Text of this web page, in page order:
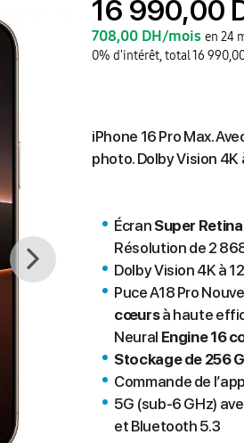
16 990,00
708,00 DH/moisen 24
0% d'intérêt, total 16
iPhone 16 Pro Max.
photo. Dolby Vision 4K
Écran Super Retina
Résolution de 2
Dolby Vision 4K à
Puce A18 Pro
cœursà haute
Neural Engine 16
Stockage de 256
Commande de
5G (sub-6 GHz)
et Bluetooth 5.3